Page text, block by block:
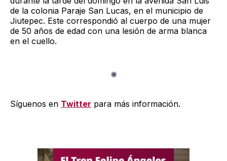
de la colonia Paraje San Lucas, en el municipio de
Jiutepec. Este correspondió al cuerpo de una mujer
de 50 años de edad con una lesión de arma blanca
en el cuello.
Síguenos en Twitter para más información.